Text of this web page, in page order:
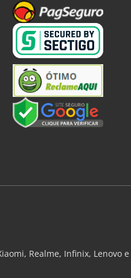
Realme, Infinix, Lenovo